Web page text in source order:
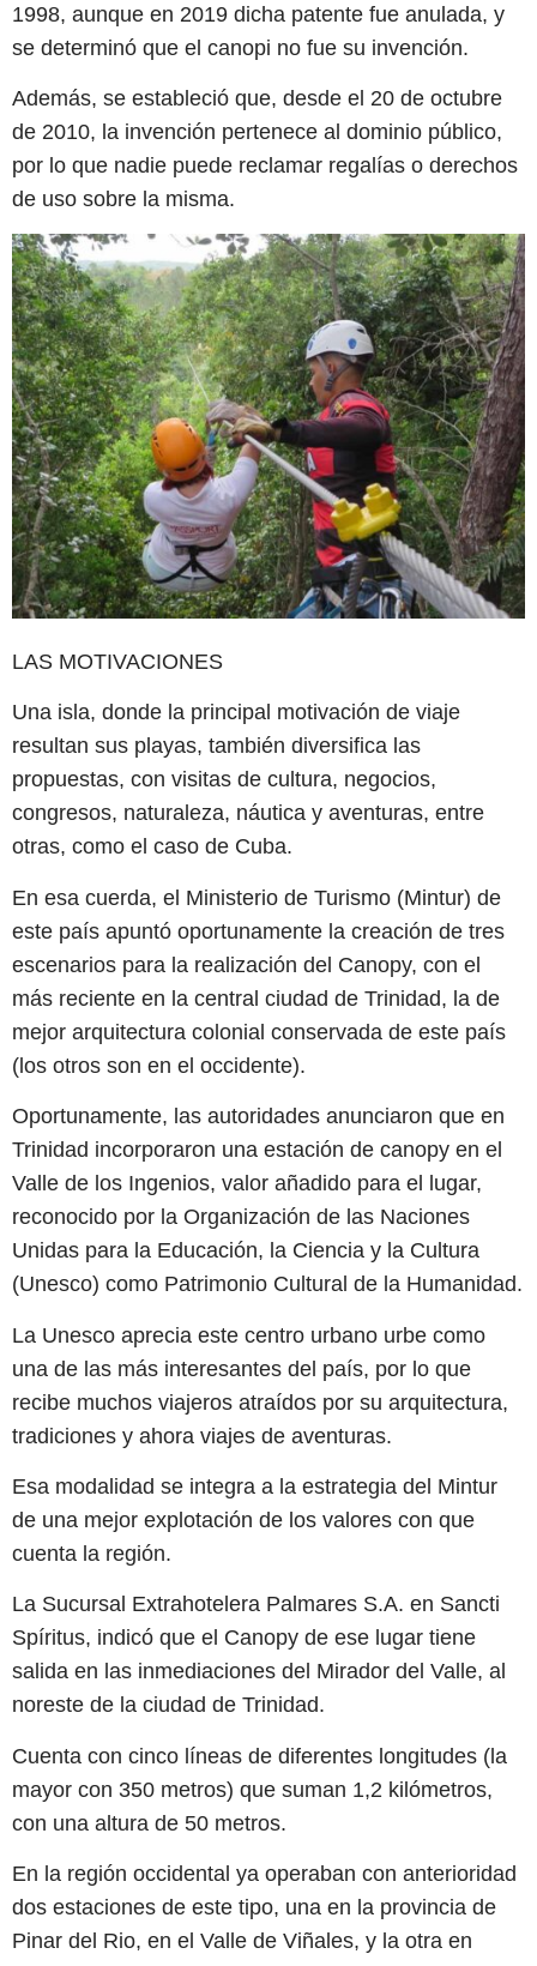
1998, aunque en 2019 dicha patente fue anulada, y
se determinó que el canopi no fue su invención.
Además, se estableció que, desde el 20 de octubre
de 2010, la invención pertenece al dominio público,
por lo que nadie puede reclamar regalías o derechos
de uso sobre la misma.
LAS MOTIVACIONES
Una isla, donde la principal motivación de viaje
resultan sus playas, también diversifica las
propuestas, con visitas de cultura, negocios,
congresos, naturaleza, náutica y aventuras, entre
otras, como el caso de Cuba.
En esa cuerda, el Ministerio de Turismo (Mintur) de
este país apuntó oportunamente la creación de tres
escenarios para la realización del Canopy, con el
más reciente en la central ciudad de Trinidad, la de
mejor arquitectura colonial conservada de este país
(los otros son en el occidente).
Oportunamente, las autoridades anunciaron que en
Trinidad incorporaron una estación de canopy en el
Valle de los Ingenios, valor añadido para el lugar,
reconocido por la Organización de las Naciones
Unidas para la Educación, la Ciencia y la Cultura
(Unesco) como Patrimonio Cultural de la Humanidad.
La Unesco aprecia este centro urbano urbe como
una de las más interesantes del país, por lo que
recibe muchos viajeros atraídos por su arquitectura,
tradiciones y ahora viajes de aventuras.
Esa modalidad se integra a la estrategia del Mintur
de una mejor explotación de los valores con que
cuenta la región.
La Sucursal Extrahotelera Palmares S.A. en Sancti
Spíritus, indicó que el Canopy de ese lugar tiene
salida en las inmediaciones del Mirador del Valle, al
noreste de la ciudad de Trinidad.
Cuenta con cinco líneas de diferentes longitudes (la
mayor con 350 metros) que suman 1,2 kilómetros,
con una altura de 50 metros.
En la región occidental ya operaban con anterioridad
dos estaciones de este tipo, una en la provincia de
Pinar del Rio, en el Valle de Viñales, y la otra en